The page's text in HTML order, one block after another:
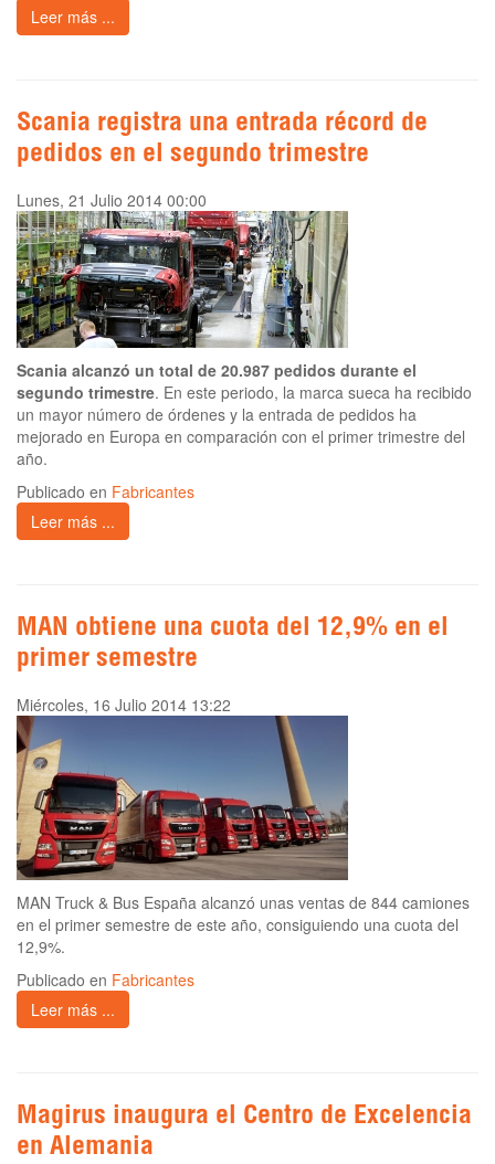
Leer más ...
Scania registra una entrada récord de
pedidos en el segundo trimestre
Lunes, 21 Julio 2014 00:00
Scania alcanzó un total de 20.987 pedidos durante el
segundo trimestre. En este periodo, la marca sueca ha recibido
un mayor número de órdenes y la entrada de pedidos ha
mejorado en Europa en comparación con el primer trimestre del
año.
Publicado en Fabricantes
Leer más ...
MAN obtiene una cuota del 12,9% en el
primer semestre
Miércoles, 16 Julio 2014 13:22
MAN Truck & Bus España alcanzó unas ventas de 844 camiones
en el primer semestre de este año, consiguiendo una cuota del
12,9%.
Publicado en Fabricantes
Leer más ...
Magirus inaugura el Centro de Excelencia
en Alemania